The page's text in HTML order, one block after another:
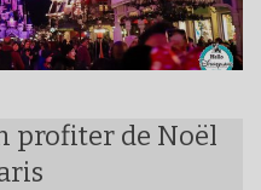
profiter de Noël